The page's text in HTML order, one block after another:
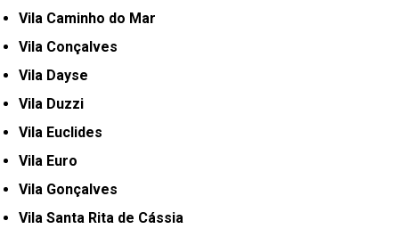
Vila Caminho do Mar
Vila Conçalves
Vila Dayse
Vila Duzzi
Vila Euclides
Vila Euro
Vila Gonçalves
Vila Santa Rita de Cássia